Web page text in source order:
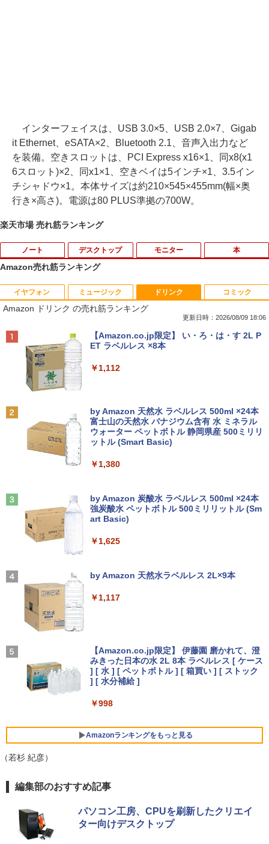
インターフェイスは、USB 3.0×5、USB 2.0×7、Gigab
it Ethernet、eSATA×2、Bluetooth 2.1、音声入出力など
を装備。空きスロットは、PCI Express x16×1、同x8(x1
6スロット)×2、同x1×1、空きベイは5インチ×1、3.5イン
チシャドウ×1。本体サイズは約210×545×455mm(幅×奥
行き×高さ)。電源は80 PLUS準拠の700W。
楽天市場 売れ筋ランキング
ノート
1
良品 フルHD 12.5インチ SONY VAIO Pr
o PJ VJPJ13C11N / Windows11/ 超高性
能 第10世代Core i5-1035G1/ 8GB/ 爆速
NVMe式256GB-SSD/ カメラ/ 無線Wi-Fi
6/ Office付き/ Win11【中古ノートパソコ
ン 中古パソコン 中古PC】税込送料無料
＼マラソン限定値引／福袋 6点セット ノ
ートパソコン 新品 Intel Pentium GOLD
6500Y メモリ8GB SSD256GB Windows
チ フルHD ノートPC 初心者 学生 在宅ワ
￥28,800
2 2in1 ノートパソコン 83HKS00M00 Ch
romeOS MediaTek Kompanio 838 メモ
リ4GB eMMC64GB 10.95インチ タッチ
対応 再生品Sランク
超得2,500円OFF&P2倍｜第8世代 office
付き｜楽天1位 三冠獲得｜豪華特典付き
｜最大180日保証｜Core i5 第8世代｜中
古ノートパソコン Windows11 office付
き｜15.6型 テンキー付き｜ノートパソコ
｜パソコン｜PC｜中古PC
ク 訳あり】中古 ノートパソコン VAIO Pr
o PK 第10世代 Core i5 1035G1 メモリ1
6GB SSD 256GB Windows11 Pro 14イ
デスクトップ
1
＼11日まで限定価格／【楽天1位】デス
クトップパソコン 新品 福袋 5点セット
WPS Office付き 第12世代 Intel Corei3 1
2100F メモリ8GB〜32GB SSD256GB〜
1TB Windows11 事務 在宅ワーク 安い
静音 高スペック デスクトップPC ビジネ
【マラソン値引中！ 当日出荷の新品】デ
スクトップPC デスクトップパソコン ビ
ジネス Ryzen5 5600GT Windows11 SS
ム ゲーミングパソコン ゲーミングPC マ
￥56,050
en 5 PRO 6650H 16GB 512GB】4.5GH
z 6コア 12スレッド OCuLink Windows
11 Pro LPDDR5 6400MT/s 16T増設 3画
面2.5GbpsLAN Bluetooth5.2 WiFi HD
￥78,248
[VETESA正規販売店]デスクトップパソ
コン PC 一体型 新品 Windows11 27型 C
ore i7 第4世代 Office付き メモリ16GB
ク
月11日01時59分まで】 [ジャンク] mous
e(マウス) G-Tune E5-165 ゲーミングノ
ートパソコン 2208E5-165-ADLABW11 2
モニター
1
ec訳あり☆PHILIPS 223V5L HDMI接続
できます
￥3,999
EIZO IIYAMA 三菱 富士通 NEC IO-DATA
Dell HP PHILIPS等 液晶ディスプレイ
【中古】
【500円クーポン＋ポイント最大31.5%還
元！】モバイルモニター 15.6 インチ FH
D 1920×1080 1080P Fast IPS パネル 非
g スピーカー内蔵 Type-C/HDMI 接続 PS
￥8,490
0 フルHD IPSパネル 非光沢 HDR スピー
カー内蔵 保護カバー付き 軽量 薄型 Type
-C ミニHDMI 在宅 テレワーク simplus
シンプラス SP-MBM156 【送料無料】
￥11,699
5
【楽天1位常連・超800冠獲得】黒/白 モ
ニター 非光沢 スピーカー内蔵 HDR/Free
sync/VESA cocopar HG-238
￥13,999
本
1
あなたが誰かを殺した （講談社文庫） [
東野 圭吾 ]
￥1,023
￥1,760
転生したら第七王子だったので、気まま
￥825
答案 エピソード19（2026年版） [ ふぞ
ろいな合格答案プロジェクトチーム ]
￥2,860
Amazon売れ筋ランキング
イヤフォン
Anker Soundcore P40i オフホワイト
Anker Soundcore P31i ブラック
￥5,990
ラック
￥14,990
レスイヤホン bluetooth イヤホン V12 小型
軽量 ブルートゥースHi-Fi 最大36時間再生 ぶ
るーとゅーす コードレス ENCノイズキャン
セリング 自動ペアリング Type-C充電 マイク
￥1,964
Xiaomi シャオミ REDMI Buds 8 Lite ワイヤ
リング ANC 36時間再生
ミュージック
BRUCE WAYNE feat. Flo Milli, ATL Jacob
[Explicit]
￥250
BRUCE WAYNE feat. Flo Milli, ATL Jacob
[Explicit]
￥250
￥250
￥250
ドリンク
Amazon ドリンク の売れ筋ランキング
更新日時：2026/08/09 18:06
【Amazon.co.jp限定】 い・ろ・は・す 2L P
ET ラベルレス ×8本
￥1,112
by Amazon 天然水 ラベルレス 500ml ×24本
富士山の天然水 バナジウム含有 水 ミネラル
ウォーター ペットボトル 静岡県産 500ミリリ
ットル (Smart Basic)
￥1,380
by Amazon 炭酸水 ラベルレス 500ml ×24本
強炭酸水 ペットボトル 500ミリリットル (Sm
art Basic)
￥1,625
by Amazon 天然水ラベルレス 2L×9本
￥1,117
【Amazon.co.jp限定】 伊藤園 磨かれて、澄
みきった日本の水 2L 8本 ラベルレス [ ケース
] [ 水 ] [ ペットボトル ] [ 箱買い ] [ ストック
] [ 水分補給 ]
￥998
Amazonランキングをもっと見る
コミック
薬屋のひとりごと 17巻 (デジタル版ビッグガ
ンガンコミックス)
￥770
（若杉 紀彦）
編集部のおすすめ記事
パソコン工房、CPUを刷新したクリエイ
ター向けデスクトップ